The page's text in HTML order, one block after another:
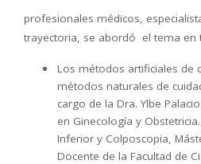
profesionales médicos,
trayectoria, se abordó el tema en
Los métodos artificiales de
métodos naturales de
cargo de la Dra. Ylbe
en Ginecología y
Inferior y Colposcopia,
Docente de la Facultad de